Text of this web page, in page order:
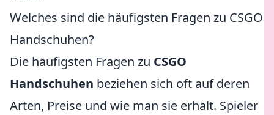
Welches sind die häufigsten Fragen zu CSGO
Handschuhen?
Die häufigsten Fragen zu CSGO
Handschuhen beziehen sich oft auf deren
Arten, Preise und wie man sie erhält. Spieler